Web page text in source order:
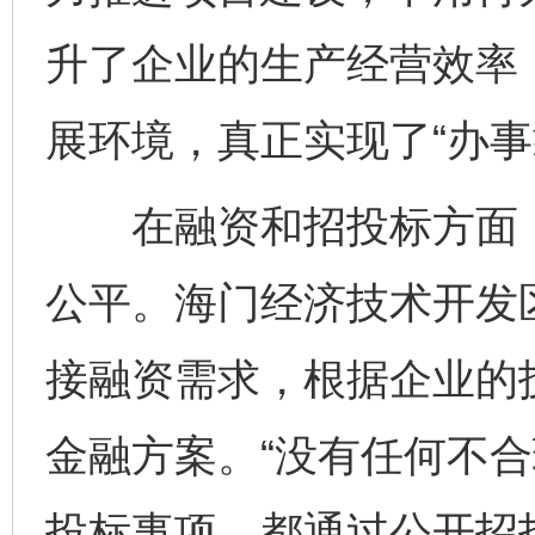
升了企业的生产经营效
展环境，真正实现了“办
在融资和招投标方面
公平。海门经济技术开
接融资需求，根据企业
金融方案。“没有任何不